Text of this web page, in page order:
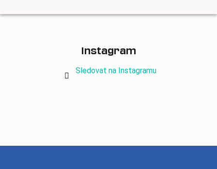
Instagram
Sledovat na Instagramu